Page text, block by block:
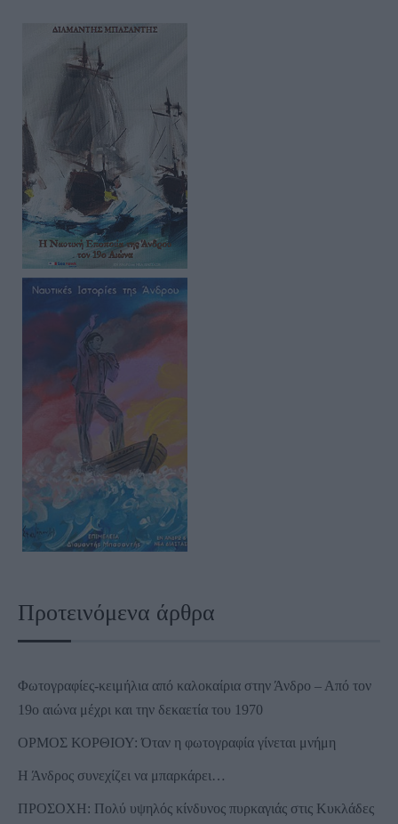
Προτεινόμενα άρθρα
Φωτογραφίες-κειμήλια από καλοκαίρια στην Άνδρο – Από τον
19ο αιώνα μέχρι και την δεκαετία του 1970
ΟΡΜΟΣ ΚΟΡΘΙΟΥ: Όταν η φωτογραφία γίνεται μνήμη
Η Άνδρος συνεχίζει να μπαρκάρει…
ΠΡΟΣΟΧΗ: Πολύ υψηλός κίνδυνος πυρκαγιάς στις Κυκλάδες